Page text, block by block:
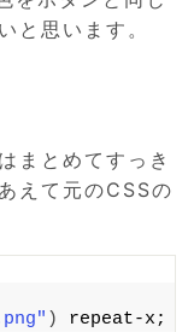
と思います。
まとめてすっき
えて元のCSSの
)
repeat-x;